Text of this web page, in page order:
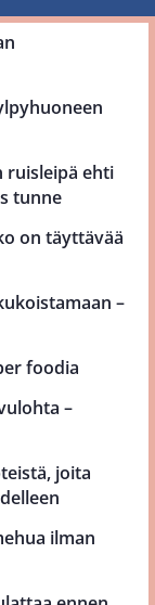
ruisleipä ehti
tunne
on täyttävää
–
foodia
–
joita
ilman